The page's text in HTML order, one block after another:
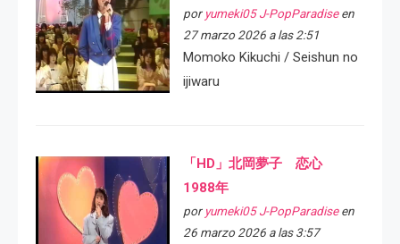
por yumeki05 J-PopParadiseen
27 marzo 2026 a las 2:51
Momoko Kikuchi / Seishun no
ijiwaru
「HD」北岡夢子 恋心
1988年
por yumeki05 J-PopParadiseen
26 marzo 2026 a las 3:57